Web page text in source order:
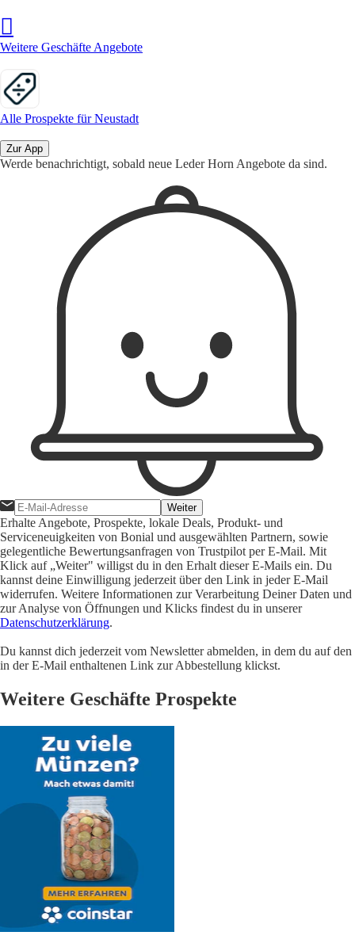
Weitere Geschäfte Angebote
Alle Prospekte für Neustadt
Zur App
Werde benachrichtigt, sobald neue Leder Horn Angebote da sind.
Weiter
Erhalte Angebote, Prospekte, lokale Deals, Produkt- und
Serviceneuigkeiten von Bonial und ausgewählten Partnern, sowie
gelegentliche Bewertungsanfragen von Trustpilot per E-Mail. Mit
Klick auf „Weiter" willigst du in den Erhalt dieser E-Mails ein. Du
kannst deine Einwilligung jederzeit über den Link in jeder E-Mail
widerrufen. Weitere Informationen zur Verarbeitung Deiner Daten und
zur Analyse von Öffnungen und Klicks findest du in unserer
Datenschutzerklärung.
Du kannst dich jederzeit vom Newsletter abmelden, in dem du auf den
in der E-Mail enthaltenen Link zur Abbestellung klickst.
Weitere Geschäfte Prospekte